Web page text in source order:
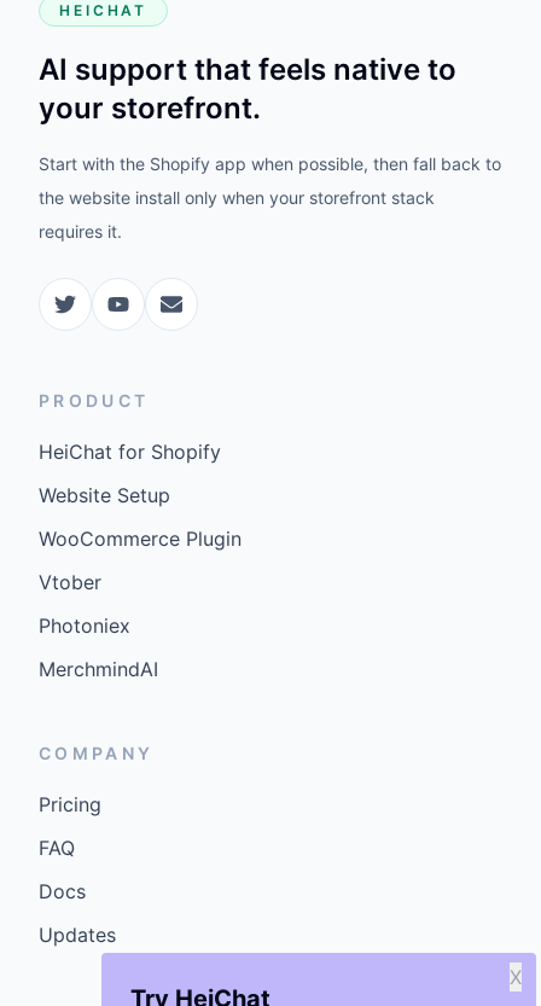
Try HeiChat
X
HEICHAT
AI support that feels native to
your storefront.
Start with the Shopify app when possible, then fall back to
the website install only when your storefront stack
requires it.
PRODUCT
HeiChat for Shopify
Website Setup
WooCommerce Plugin
Vtober
Photoniex
MerchmindAI
COMPANY
Pricing
FAQ
Docs
Updates